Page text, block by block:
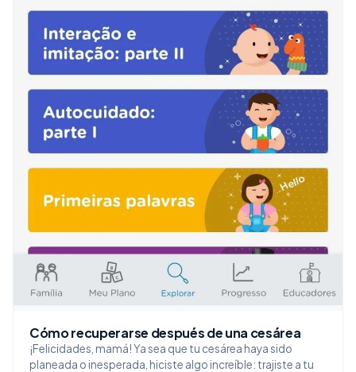
Cómo recuperarse después de una cesárea
¡Felicidades, mamá! Ya sea que tu cesárea haya sido
planeada o inesperada, hiciste algo increíble: trajiste a tu